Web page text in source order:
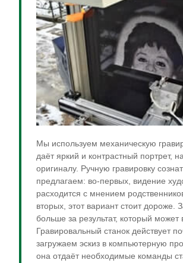
Мы используем механическую
даёт яркий и контрастный портрет,
оригиналу. Ручную гравировку
предлагаем: во-первых, видение
расходится с мнением
вторых, этот вариант стоит дороже.
больше за результат, который может
Гравировальный станок действует
загружаем эскиз в компьютерную
она отдаёт необходимые команды